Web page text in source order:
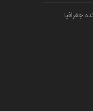
جغرافیا